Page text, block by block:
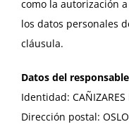
como la autorización a
los datos personales
cláusula.
Datos del
Identidad: CAÑIZARES
Dirección postal: